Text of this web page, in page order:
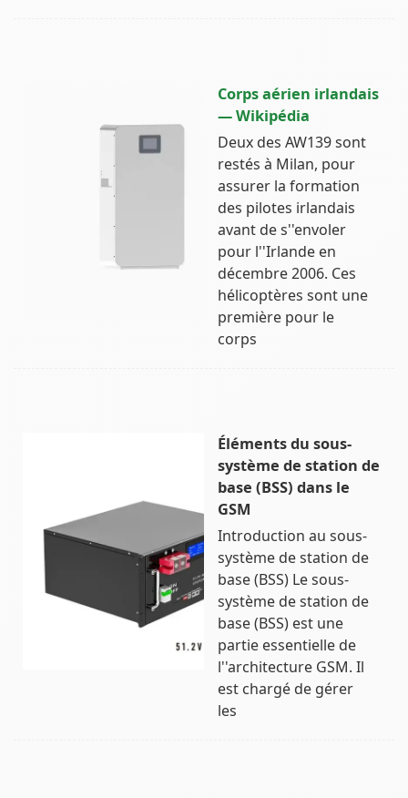
Corps aérien irlandais
— Wikipédia
Deux des AW139 sont
restés à Milan, pour
assurer la formation
des pilotes irlandais
avant de s''envoler
pour l''Irlande en
décembre 2006. Ces
hélicoptères sont une
première pour le
corps
Éléments du sous-
système de station de
base (BSS) dans le
GSM
Introduction au sous-
système de station de
base (BSS) Le sous-
système de station de
base (BSS) est une
partie essentielle de
l''architecture GSM. Il
est chargé de gérer
les